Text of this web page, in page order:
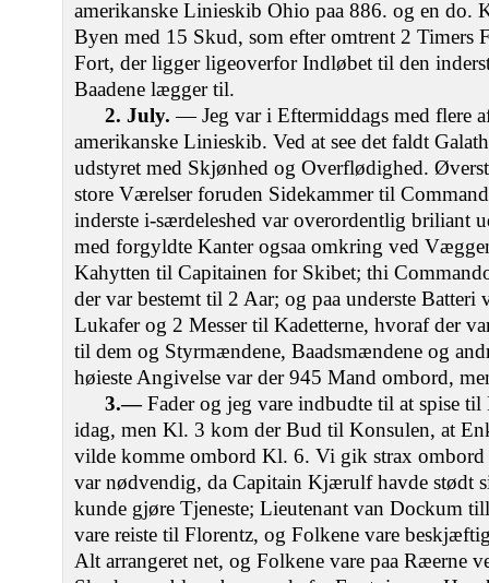
amerikanske Linieskib Ohio paa 886. og en do.
Byen med 15 Skud, som efter omtrent 2 Timers
Fort, der ligger ligeoverfor Indløbet til den
Baadene lægger til.
2. July. — Jeg var i Eftermiddags med flere
amerikanske Linieskib. Ved at see det faldt
udstyret med Skjønhed og Overflødighed.
store Værelser foruden Sidekammer til
inderste i-særdeleshed var overordentlig briliant
med forgyldte Kanter ogsaa omkring ved
Kahytten til Capitainen for Skibet; thi
der var bestemt til 2 Aar; og paa underste Batteri
Lukafer og 2 Messer til Kadetterne, hvoraf der
til dem og Styrmændene, Baadsmændene og
høieste Angivelse var der 945 Mand ombord,
3.—Fader og jeg vare indbudte til at spise
idag, men Kl. 3 kom der Bud til Konsulen, at
vilde komme ombord Kl. 6. Vi gik strax
var nødvendig, da Capitain Kjærulf havde stødt
kunde gjøre Tjeneste; Lieutenant van Dockum
vare reiste til Florentz, og Folkene vare
Alt arrangeret net, og Folkene vare paa Ræerne